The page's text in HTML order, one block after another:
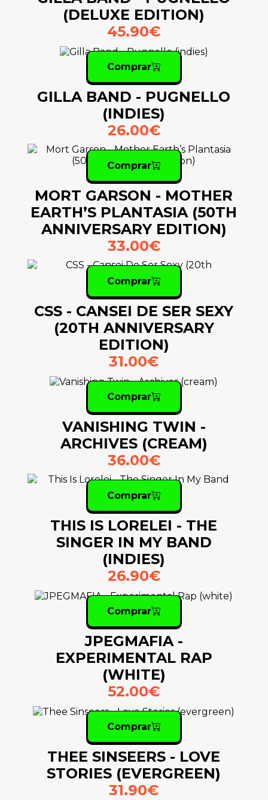
(DELUXE EDITION)
45.90€
Comprar
GILLA BAND - PUGNELLO
(INDIES)
26.00€
Comprar
MORT GARSON - MOTHER
EARTH’S PLANTASIA (50TH
ANNIVERSARY EDITION)
33.00€
Comprar
CSS - CANSEI DE SER SEXY
(20TH ANNIVERSARY
EDITION)
31.00€
Comprar
VANISHING TWIN -
ARCHIVES (CREAM)
36.00€
Comprar
THIS IS LORELEI - THE
SINGER IN MY BAND
(INDIES)
26.90€
Comprar
JPEGMAFIA -
EXPERIMENTAL RAP
(WHITE)
52.00€
Comprar
THEE SINSEERS - LOVE
STORIES (EVERGREEN)
31.90€